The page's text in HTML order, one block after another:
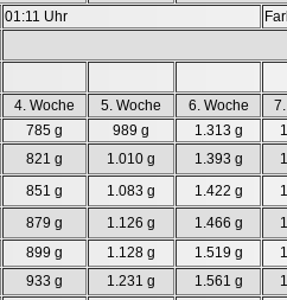
01:11 Uhr
4. Woche 5. Woche 6. Woche
785 g 989 g 1.313 g
821 g 1.010 g 1.393 g
851 g 1.083 g 1.422 g
879 g 1.126 g 1.466 g
899 g 1.128 g 1.519 g
933 g 1.231 g 1.561 g